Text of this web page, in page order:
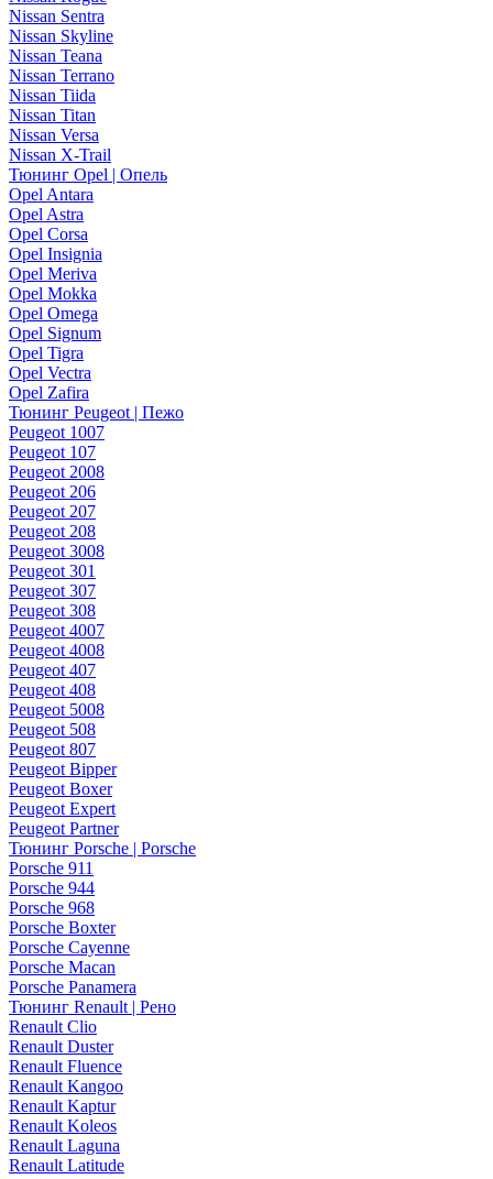
Nissan Sentra
Nissan Skyline
Nissan Teana
Nissan Terrano
Nissan Tiida
Nissan Titan
Nissan Versa
Nissan X-Trail
Тюнинг Opel | Опель
Opel Antara
Opel Astra
Opel Corsa
Opel Insignia
Opel Meriva
Opel Mokka
Opel Omega
Opel Signum
Opel Tigra
Opel Vectra
Opel Zafira
Тюнинг Peugeot | Пежо
Peugeot 1007
Peugeot 107
Peugeot 2008
Peugeot 206
Peugeot 207
Peugeot 208
Peugeot 3008
Peugeot 301
Peugeot 307
Peugeot 308
Peugeot 4007
Peugeot 4008
Peugeot 407
Peugeot 408
Peugeot 5008
Peugeot 508
Peugeot 807
Peugeot Bipper
Peugeot Boxer
Peugeot Expert
Peugeot Partner
Тюнинг Porsche | Porsche
Porsche 911
Porsche 944
Porsche 968
Porsche Boxter
Porsche Cayenne
Porsche Macan
Porsche Panamera
Тюнинг Renault | Рено
Renault Clio
Renault Duster
Renault Fluence
Renault Kangoo
Renault Kaptur
Renault Koleos
Renault Laguna
Renault Latitude